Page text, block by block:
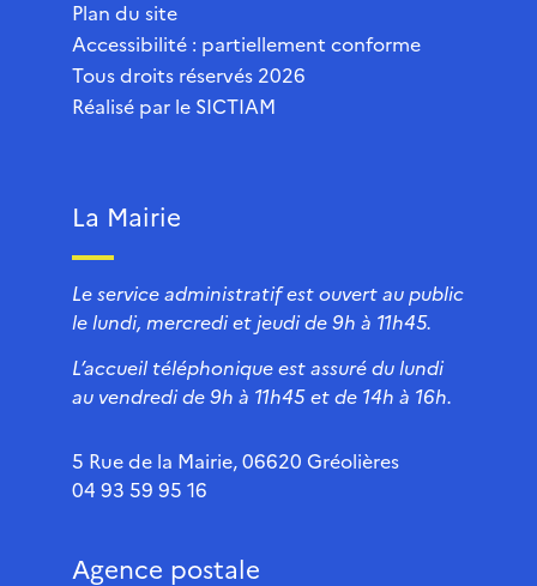
Plan du site
Accessibilité : partiellement conforme
Tous droits réservés 2026
Réalisé par le SICTIAM
La Mairie
Le service administratif est ouvert au public
le lundi, mercredi et jeudi de 9h à 11h45.
L’accueil téléphonique est assuré du lundi
au vendredi de 9h à 11h45 et de 14h à 16h.
5 Rue de la Mairie, 06620 Gréolières
04 93 59 95 16
Agence postale